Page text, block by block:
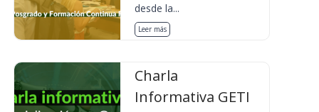
desde la...
Leer más
Charla
Informativa GETI